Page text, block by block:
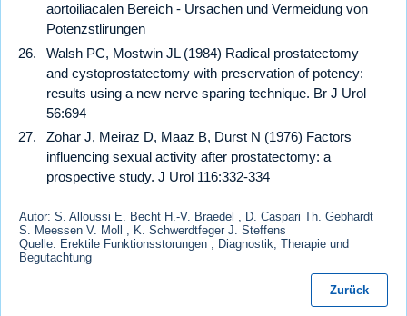
aortoiliacalen Bereich - Ursachen und Vermeidung von
Potenzstlirungen
Walsh PC, Mostwin JL (1984) Radical prostatectomy
and cystoprostatectomy with preservation of potency:
results using a new nerve sparing technique. Br J Urol
56:694
Zohar J, Meiraz D, Maaz B, Durst N (1976) Factors
influencing sexual activity after prostatectomy: a
prospective study. J Urol 116:332-334
Autor: S. Alloussi E. Becht H.-V. Braedel , D. Caspari Th. Gebhardt
S. Meessen V. Moll , K. Schwerdtfeger J. Steffens
Quelle: Erektile Funktionsstorungen , Diagnostik, Therapie und
Begutachtung
Zurück